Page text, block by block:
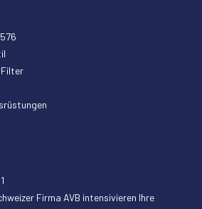
Firma AVB intensivieren Ihre